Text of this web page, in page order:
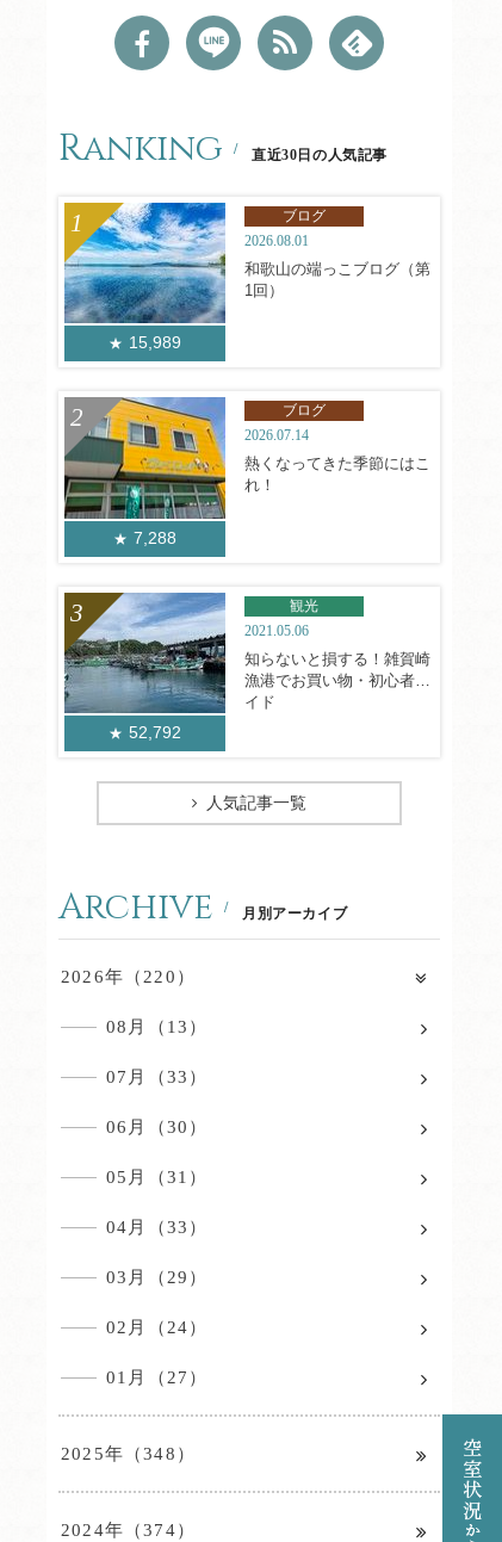
Ranking 直近30日の人気記事
15,989
ブログ
2026.08.01
和歌山の端っこブログ（第
1回）
7,288
ブログ
2026.07.14
熱くなってきた季節にはこ
れ！
52,792
観光
2021.05.06
知らないと損する！雑賀崎
漁港でお買い物・初心者ガ
イド
人気記事一覧
Archive 月別アーカイブ
2026年（220）
08月（13）
07月（33）
06月（30）
05月（31）
04月（33）
03月（29）
02月（24）
01月（27）
2025年（348）
2024年（374）